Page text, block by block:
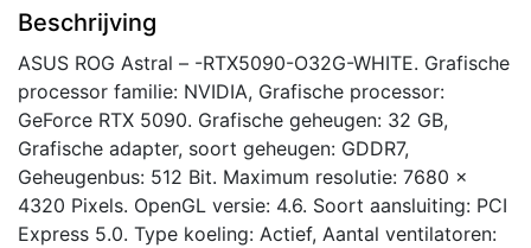
Beschrijving
ASUS ROG Astral – -RTX5090-O32G-WHITE. Grafische
processor familie: NVIDIA, Grafische processor:
GeForce RTX 5090. Grafische geheugen: 32 GB,
Grafische adapter, soort geheugen: GDDR7,
Geheugenbus: 512 Bit. Maximum resolutie: 7680 x
4320 Pixels. OpenGL versie: 4.6. Soort aansluiting: PCI
Express 5.0. Type koeling: Actief, Aantal ventilatoren: